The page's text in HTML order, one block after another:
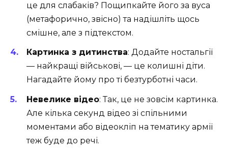
це для слабаків? Пощипкайте його за вуса
(метафорично, звісно) та надішліть щось
смішне, але з підтекстом.
Картинка з дитинства: Додайте ностальгії
— найкращі військові, — це колишні діти.
Нагадайте йому про ті безтурботні часи.
Невелике відео: Так, це не зовсім картинка.
Але кілька секунд відео зі спільними
моментами або відеокліп на тематику армії
теж буде до речі.